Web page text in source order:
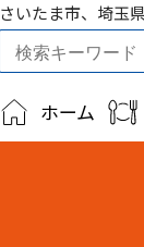
さいたま市、埼玉
ホーム